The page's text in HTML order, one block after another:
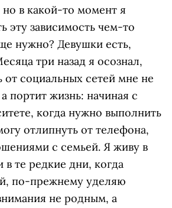
но в какой-то момент я
эту зависимость чем-то
нужно? Девушки есть,
три назад я осознал,
от социальных сетей мне не
портит жизнь: начиная с
когда нужно выполнить
отлипнуть от телефона,
с семьей. Я живу в
в те редкие дни, когда
по-прежнему уделяю
не родным, а